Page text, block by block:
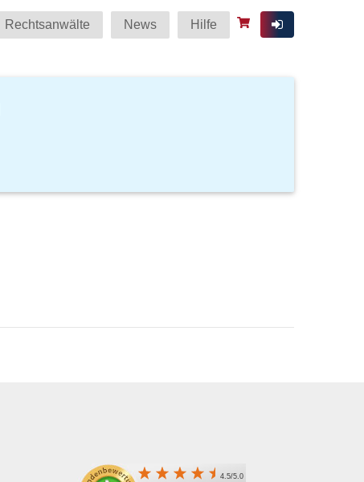
Rechtsanwälte News Hilfe
4.5/5.0